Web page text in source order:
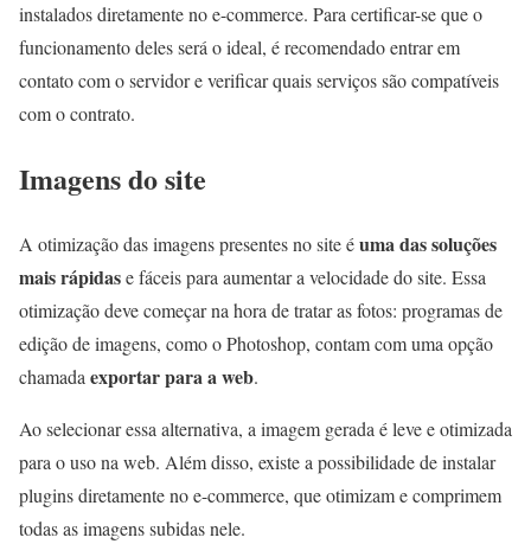
instalados diretamente no e-commerce. Para certificar-se que o
funcionamento deles será o ideal, é recomendado entrar em
contato com o servidor e verificar quais serviços são compatíveis
com o contrato.
Imagens do site
A otimização das imagens presentes no site éuma das soluções
mais rápidase fáceis para aumentar a velocidade do site. Essa
otimização deve começar na hora de tratar as fotos: programas de
edição de imagens, como o Photoshop, contam com uma opção
chamadaexportar para a web.
Ao selecionar essa alternativa, a imagem gerada é leve e otimizada
para o uso na web. Além disso, existe a possibilidade de instalar
plugins diretamente no e-commerce, que otimizam e comprimem
todas as imagens subidas nele.